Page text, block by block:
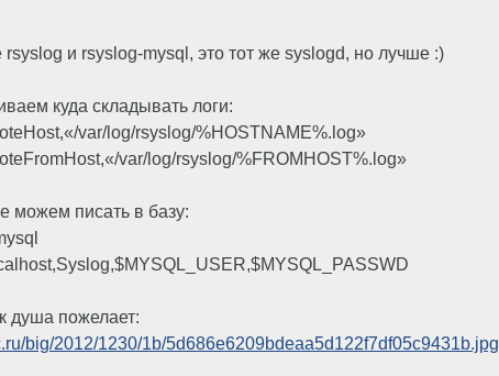
rsyslog и rsyslog-mysql, это тот же syslogd, но лучше :)
куда складывать логи:
var/log/rsyslog/%HOSTNAME%.log»
var/log/rsyslog/%FROMHOST%.log»
можем писать в базу:
душа пожелает:
big/2012/1230/1b/5d686e6209bdeaa5d122f7df05c9431b.jpg